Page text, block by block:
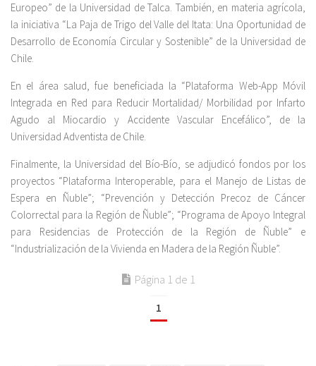
Europeo” de la Universidad de Talca. También, en materia agrícola,
la iniciativa “La Paja de Trigo del Valle del Itata: Una Oportunidad de
Desarrollo de Economía Circular y Sostenible” de la Universidad de
Chile.
En el área salud, fue beneficiada la “Plataforma Web-App Móvil
Integrada en Red para Reducir Mortalidad/ Morbilidad por Infarto
Agudo al Miocardio y Accidente Vascular Encefálico”, de la
Universidad Adventista de Chile.
Finalmente, la Universidad del Bío-Bío, se adjudicó fondos por los
proyectos “Plataforma Interoperable, para el Manejo de Listas de
Espera en Ñuble”; “Prevención y Detección Precoz de Cáncer
Colorrectal para la Región de Ñuble”; “Programa de Apoyo Integral
para Residencias de Protección de la Región de Ñuble” e
“Industrialización de la Vivienda en Madera de la Región Ñuble”.
Página 1 de 1
1